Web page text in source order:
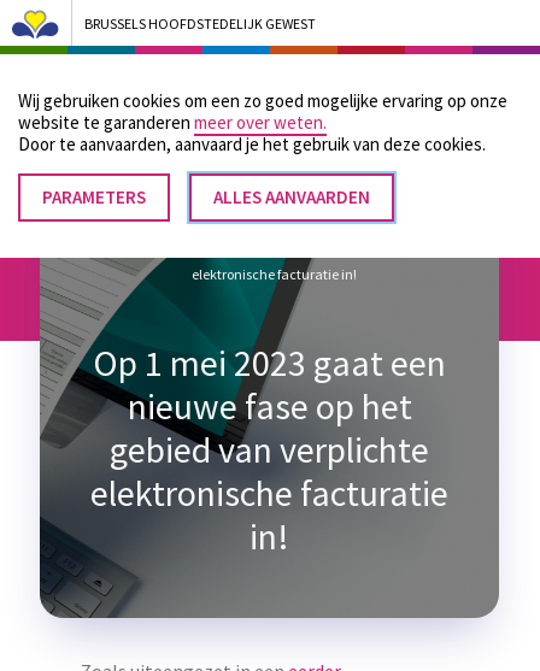
Wij gebruiken cookies om een zo goed mogelijke ervaring op onze
website te garanderen meer over weten.
Door te aanvaarden, aanvaard je het gebruik van deze cookies.
PARAMETERS ALLES AANVAARDEN
TOESTEMMING
INTREKKEN
BRUSSELS HOOFDSTEDELIJK GEWEST
Bruxelles Pouvoirs Locaux - Aller à la page d'accueil
Menu
Kruimelpad
Home
elektronische facturatie in!
Op 1 mei 2023 gaat een
nieuwe fase op het
gebied van verplichte
elektronische facturatie
in!